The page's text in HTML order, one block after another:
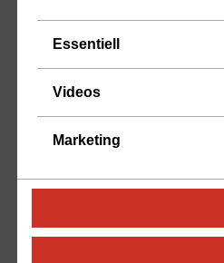
Essentiell
Videos
Marketing